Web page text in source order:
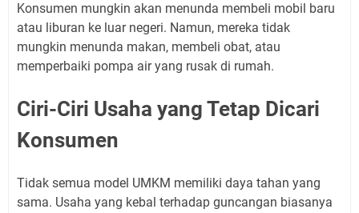
Konsumen mungkin akan menunda membeli mobil baru
atau liburan ke luar negeri. Namun, mereka tidak
mungkin menunda makan, membeli obat, atau
memperbaiki pompa air yang rusak di rumah.
Ciri-Ciri Usaha yang Tetap Dicari
Konsumen
Tidak semua model UMKM memiliki daya tahan yang
sama. Usaha yang kebal terhadap guncangan biasanya